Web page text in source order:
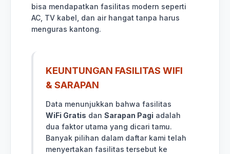
bisa mendapatkan fasilitas modern seperti
AC, TV kabel, dan air hangat tanpa harus
menguras kantong.
KEUNTUNGAN FASILITAS WIFI
& SARAPAN
Data menunjukkan bahwa fasilitas
WiFi Gratis dan Sarapan Pagi adalah
dua faktor utama yang dicari tamu.
Banyak pilihan dalam daftar kami telah
menyertakan fasilitas tersebut ke